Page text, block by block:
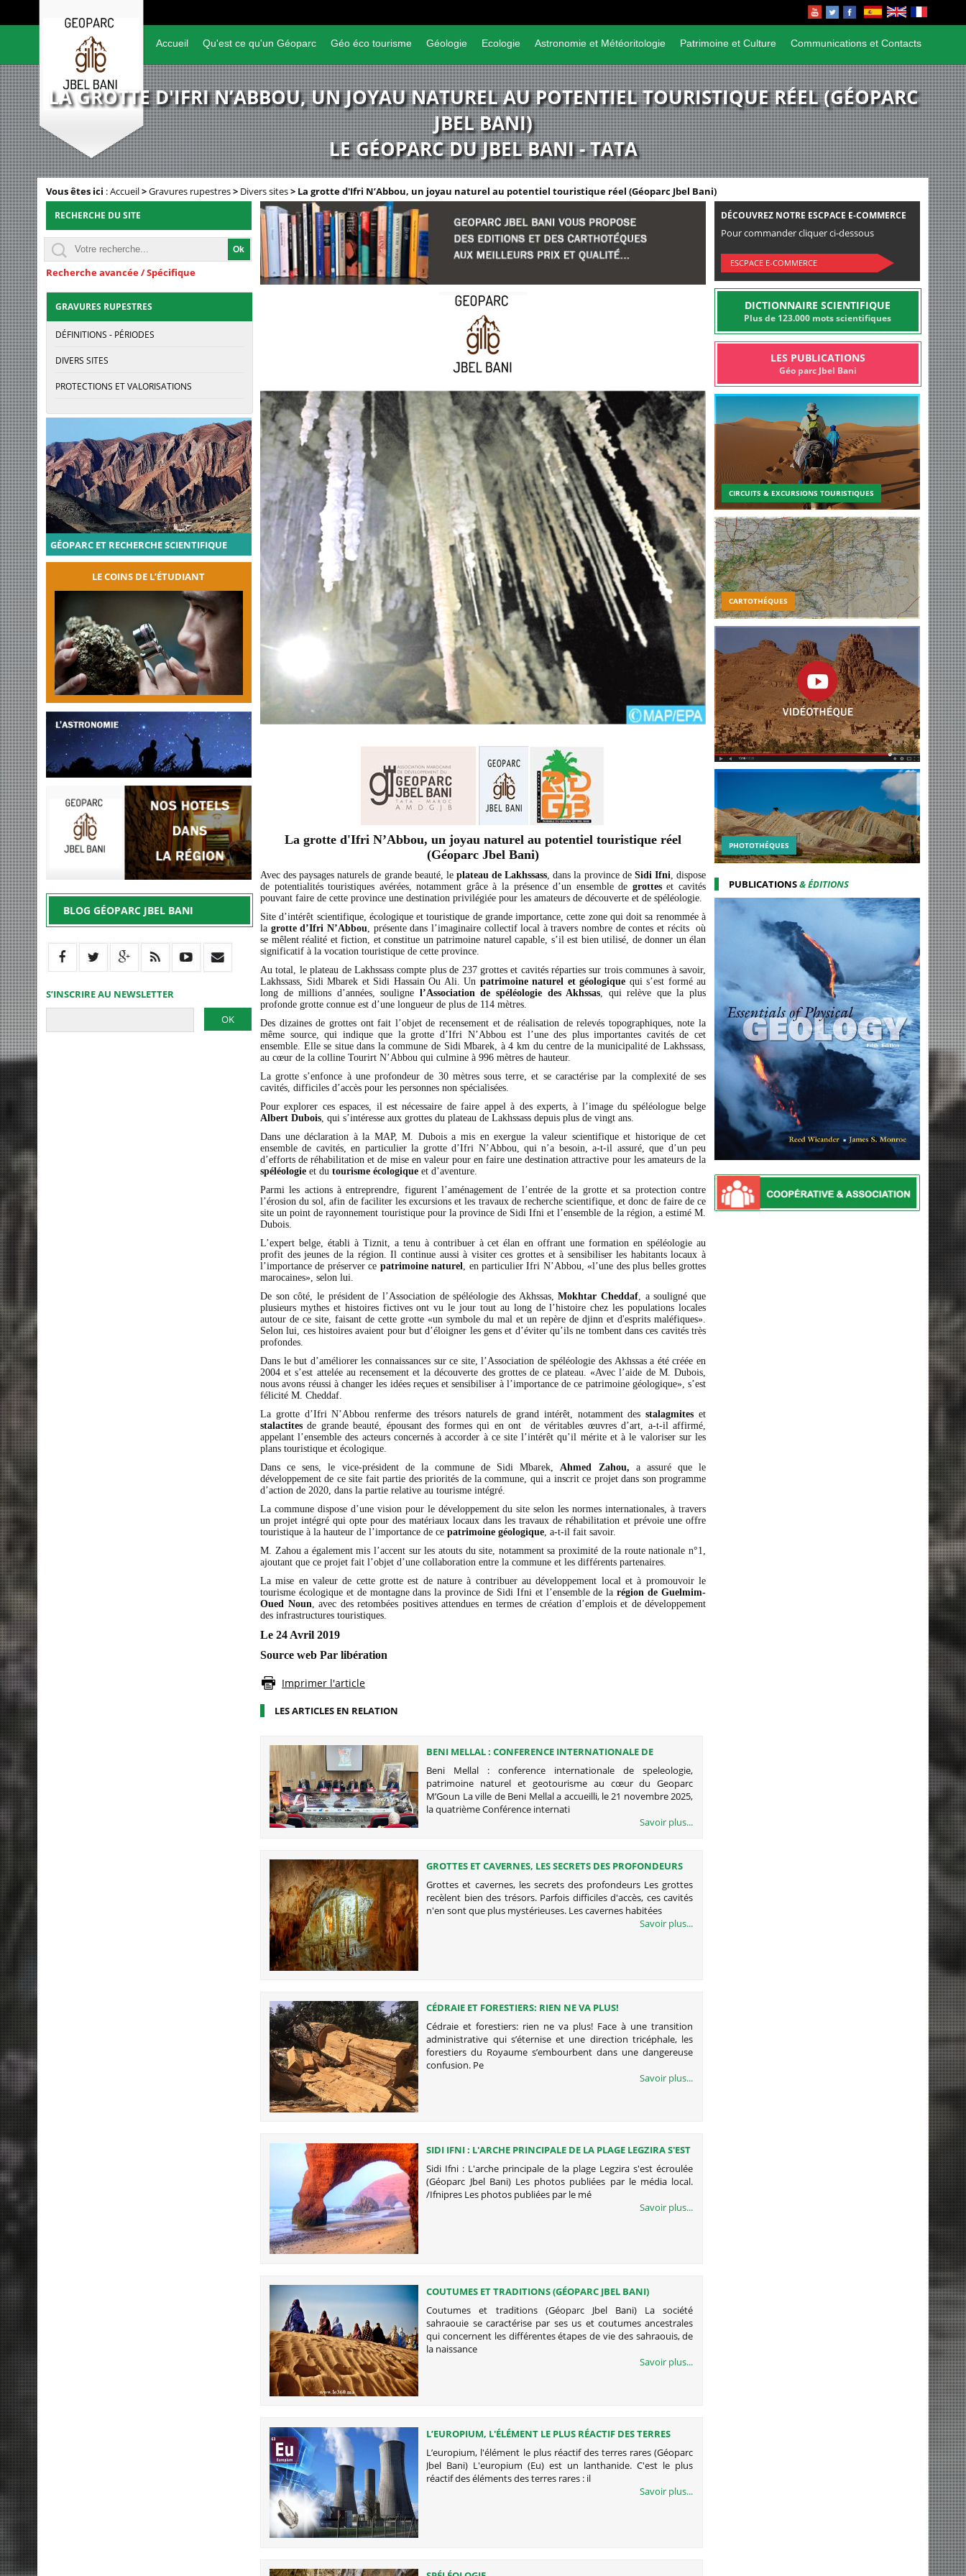
Accueil Qu'est ce qu'un Géoparc Géo éco tourisme Géologie Ecologie Astronomie et Météoritologie Patrimoine et Culture Communications et Contacts
LA GROTTE D'IFRI N’ABBOU, UN JOYAU NATUREL AU POTENTIEL TOURISTIQUE RÉEL (GÉOPARC
JBEL BANI)
LE GÉOPARC DU JBEL BANI - TATA
Vous êtes ici :Accueil>Gravures rupestres> Divers sites> La grotte d'Ifri N’Abbou, un joyau naturel au potentiel touristique réel (Géoparc Jbel Bani)
La grotte d'Ifri N’Abbou, un joyau naturel au potentiel touristique réel
(Géoparc Jbel Bani)
Avec des paysages naturels de grande beauté, le plateau de Lakhssass , dans la province de Sidi Ifni , dispose
de potentialités touristiques avérées, notamment grâce à la présence d’un ensemble de grotteset cavités
pouvant faire de cette province une destination privilégiée pour les amateurs de découverte et de spéléologie.
Site d’intérêt scientifique, écologique et touristique de grande importance, cette zone qui doit sa renommée à
la grotte d’Ifri N’Abbou , présente dans l’imaginaire collectif local à travers nombre de contes et récits où
se mêlent réalité et fiction, et constitue un patrimoine naturel capable, s’il est bien utilisé, de donner un élan
significatif à la vocation touristique de cette province.
Au total, le plateau de Lakhssass compte plus de 237 grottes et cavités réparties sur trois communes à savoir,
Lakhssass, Sidi Mbarek et Sidi Hassain Ou Ali. Un patrimoine naturel et géologique qui s’est formé au
long de millions d’années, souligne l’Association de spéléologie des Akhssas , qui relève que la plus
profonde grotte connue est d’une longueur de plus de 114 mètres.
Des dizaines de grottes ont fait l’objet de recensement et de réalisation de relevés topographiques, note la
même source, qui indique que la grotte d’Ifri N’Abbou est l’une des plus importantes cavités de cet
ensemble. Elle se situe dans la commune de Sidi Mbarek, à 4 km du centre de la municipalité de Lakhssass,
au cœur de la colline Tourirt N’Abbou qui culmine à 996 mètres de hauteur.
La grotte s’enfonce à une profondeur de 30 mètres sous terre, et se caractérise par la complexité de ses
cavités, difficiles d’accès pour les personnes non spécialisées.
Pour explorer ces espaces, il est nécessaire de faire appel à des experts, à l’image du spéléologue belge
Albert Dubois , qui s’intéresse aux grottes du plateau de Lakhssass depuis plus de vingt ans.
Dans une déclaration à la MAP, M. Dubois a mis en exergue la valeur scientifique et historique de cet
ensemble de cavités, en particulier la grotte d’Ifri N’Abbou, qui n’a besoin, a-t-il assuré, que d’un peu
d’efforts de réhabilitation et de mise en valeur pour en faire une destination attractive pour les amateurs de la
spéléologie et du tourisme écologique et d’aventure.
Parmi les actions à entreprendre, figurent l’aménagement de l’entrée de la grotte et sa protection contre
l’érosion du sol, afin de faciliter les excursions et les travaux de recherche scientifique, et donc de faire de ce
site un point de rayonnement touristique pour la province de Sidi Ifni et l’ensemble de la région, a estimé M.
Dubois.
L’expert belge, établi à Tiznit, a tenu à contribuer à cet élan en offrant une formation en spéléologie au
profit des jeunes de la région. Il continue aussi à visiter ces grottes et à sensibiliser les habitants locaux à
l’importance de préserver ce patrimoine naturel
, en particulier Ifri N’Abbou, «l’une des plus belles grottes
marocaines», selon lui.
De son côté, le président de l’Association de spéléologie des Akhssas,Mokhtar Cheddaf , a souligné que
plusieurs mythes et histoires fictives ont vu le jour tout au long de l’histoire chez les populations locales
autour de ce site, faisant de cette grotte «un symbole du mal et un repère de djinn et d'esprits maléfiques».
Selon lui, ces histoires avaient pour but d’éloigner les gens et d’éviter qu’ils ne tombent dans ces cavités très
profondes.
Dans le but d’améliorer les connaissances sur ce site, l’Association de spéléologie des Akhssas a été créée en
2004 et s’est attelée au recensement et la découverte des grottes de ce plateau. «Avec l’aide de M. Dubois,
nous avons réussi à changer les idées reçues et sensibiliser à l’importance de ce patrimoine géologique», s’est
félicité M. Cheddaf.
La grotte d’Ifri N’Abbou renferme des trésors naturels de grand intérêt, notamment desstalagmites et
stalactites de grande beauté, épousant des formes qui en ont de véritables œuvres d’art, a-t-il affirmé,
appelant l’ensemble des acteurs concernés à accorder à ce site l’intérêt qu’il mérite et à le valoriser sur les
plans touristique et écologique.
Dans ce sens, le vice-président de la commune de Sidi Mbarek, Ahmed Zahou, a assuré que le
développement de ce site fait partie des priorités de la commune, qui a inscrit ce projet dans son programme
d’action de 2020, dans la partie relative au tourisme intégré.
La commune dispose d’une vision pour le développement du site selon les normes internationales, à travers
un projet intégré qui opte pour des matériaux locaux dans les travaux de réhabilitation et prévoie une offre
touristique à la hauteur de l’importance de ce patrimoine géologique , a-t-il fait savoir.
M. Zahou a également mis l’accent sur les atouts du site, notamment sa proximité de la route nationale n°1,
ajoutant que ce projet fait l’objet d’une collaboration entre la commune et les différents partenaires.
La mise en valeur de cette grotte est de nature à contribuer au développement local et à promouvoir le
tourisme écologique et de montagne dans la province de Sidi Ifni et l’ensemble de larégion de Guelmim-
Oued Noun , avec des retombées positives attendues en termes de création d’emplois et de développement
des infrastructures touristiques.
Le 24 Avril 2019
Source web Par libération
Imprimer l'article
LES ARTICLES EN RELATION
BENI MELLAL : CONFERENCE INTERNATIONALE DE
SPELEOLOGIE, PATRIMOINE NATUREL ET GEOTOURISME
AU CŒUR DU GEOPARC M’GOUN
Beni Mellal : conference internationale de speleologie,
patrimoine naturel et geotourisme au cœur du Geoparc
M’Goun La ville de Beni Mellal a accueilli, le 21 novembre 2025,
la quatrième Conférence internati
Savoir plus...
GROTTES ET CAVERNES, LES SECRETS DES PROFONDEURS
Grottes et cavernes, les secrets des profondeurs Les grottes
recèlent bien des trésors. Parfois difficiles d'accès, ces cavités
n'en sont que plus mystérieuses. Les cavernes habitées
Savoir plus...
CÉDRAIE ET FORESTIERS: RIEN NE VA PLUS!
Cédraie et forestiers: rien ne va plus! Face à une transition
administrative qui s’éternise et une direction tricéphale, les
forestiers du Royaume s’embourbent dans une dangereuse
confusion. Pe
Savoir plus...
SIDI IFNI : L'ARCHE PRINCIPALE DE LA PLAGE LEGZIRA S'EST
ÉCROULÉE (GÉOPARC JBEL BANI)
Sidi Ifni : L'arche principale de la plage Legzira s'est écroulée
(Géoparc Jbel Bani) Les photos publiées par le média local.
/Ifnipres Les photos publiées par le mé
Savoir plus...
COUTUMES ET TRADITIONS (GÉOPARC JBEL BANI)
Coutumes et traditions (Géoparc Jbel Bani) La société
sahraouie se caractérise par ses us et coutumes ancestrales
qui concernent les différentes étapes de vie des sahraouis, de
la naissance
Savoir plus...
L’EUROPIUM, L'ÉLÉMENT LE PLUS RÉACTIF DES TERRES
RARES (GÉOPARC JBEL BANI)
L’europium, l'élément le plus réactif des terres rares (Géoparc
Jbel Bani) L'europium (Eu) est un lanthanide. C'est le plus
réactif des éléments des terres rares : il
Savoir plus...
RECHERCHE DU SITE
Recherche avancée / Spécifique
GRAVURES RUPESTRES
DÉFINITIONS - PÉRIODES
DIVERS SITES
PROTECTIONS ET VALORISATIONS
GÉOPARC ET RECHERCHE SCIENTIFIQUE
LE COINS DE L’ÉTUDIANT
BLOG GÉOPARC JBEL BANI
S’INSCRIRE AU NEWSLETTER
DÉCOUVREZ NOTRE ESCPACE E-COMMERCE
Pour commander cliquer ci-dessous
ESCPACE E-COMMERCE
DICTIONNAIRE SCIENTIFIQUE
Plus de 123.000 mots scientifiques
LES PUBLICATIONS
Géo parc Jbel Bani
CIRCUITS & EXCURSIONS TOURISTIQUES
CARTOTHÉQUES
PHOTOTHÉQUES
PUBLICATIONS& ÉDITIONS